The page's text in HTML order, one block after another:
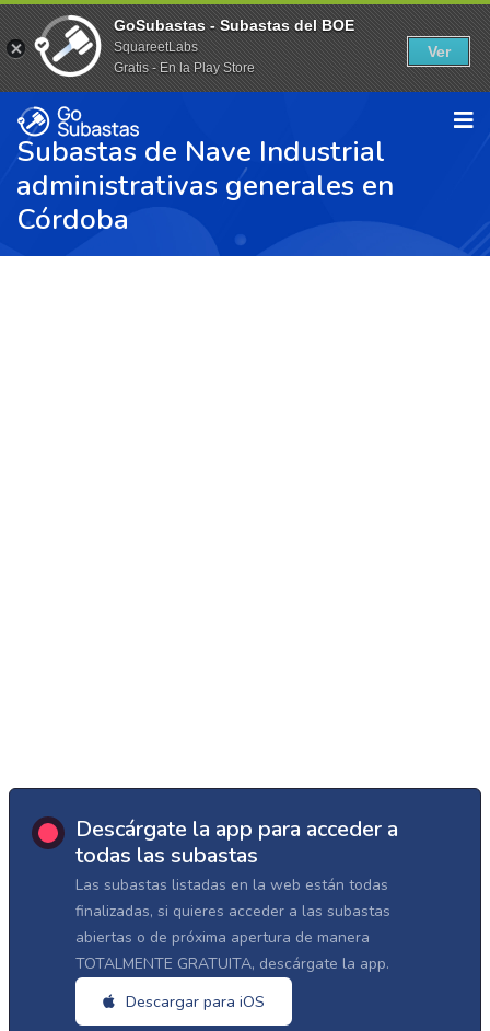
Subastas de Nave Industrial
administrativas generales en
Córdoba
Descárgate la app para acceder a
todas las subastas
Las subastas listadas en la web están todas
finalizadas, si quieres acceder a las subastas
abiertas o de próxima apertura de manera
TOTALMENTE GRATUITA, descárgate la app.
Descargar para iOS
GoSubastas - Subastas del BOE
SquareetLabs
Gratis - En la Play Store
Ver